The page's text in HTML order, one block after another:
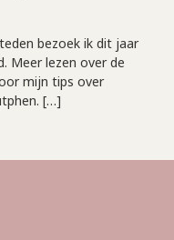
bezoek ik dit jaar
Meer lezen over de
mijn tips over
[…]